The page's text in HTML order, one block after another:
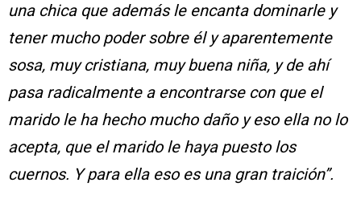
una chica que además le encanta dominarle y
tener mucho poder sobre él y aparentemente
sosa, muy cristiana, muy buena niña, y de ahí
pasa radicalmente a encontrarse con que el
marido le ha hecho mucho daño y eso ella no lo
acepta, que el marido le haya puesto los
cuernos. Y para ella eso es una gran traición”.